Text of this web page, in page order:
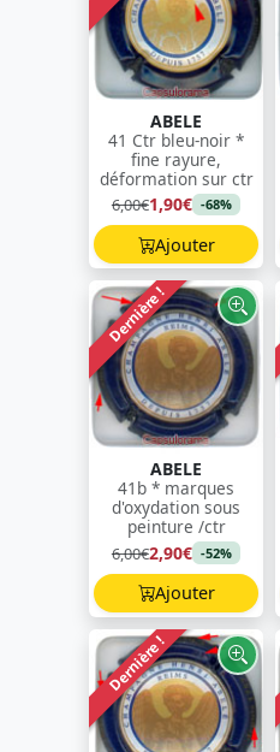
ABELE
41 Ctr bleu-noir *
fine rayure,
déformation sur ctr
6,00€1,90€ -68%
Ajouter
Dernière !
ABELE
41b * marques
d'oxydation sous
peinture /ctr
6,00€2,90€ -52%
Ajouter
Dernière !